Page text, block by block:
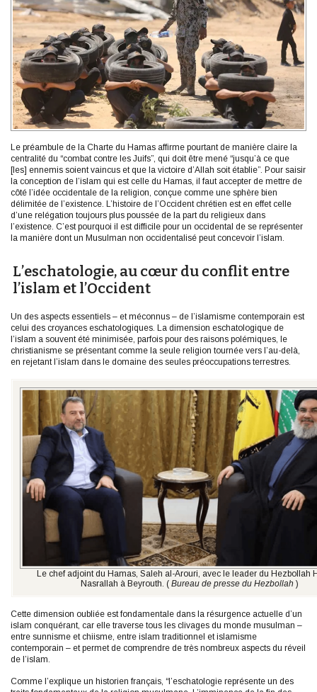
Le préambule de la Charte du Hamas affirme pourtant de manière claire la
centralité du “combat contre les Juifs”, qui doit être mené “jusqu’à ce que
[les] ennemis soient vaincus et que la victoire d’Allah soit établie”. Pour saisir
la conception de l’islam qui est celle du Hamas, il faut accepter de mettre de
côté l’idée occidentale de la religion, conçue comme une sphère bien
délimitée de l’existence. L’histoire de l’Occident chrétien est en effet celle
d’une relégation toujours plus poussée de la part du religieux dans
l’existence. C’est pourquoi il est difficile pour un occidental de se représenter
la manière dont un Musulman non occidentalisé peut concevoir l’islam.
L’eschatologie, au cœur du conflit entre
l’islam et l’Occident
Un des aspects essentiels – et méconnus – de l’islamisme contemporain est
celui des croyances eschatologiques. La dimension eschatologique de
l’islam a souvent été minimisée, parfois pour des raisons polémiques, le
christianisme se présentant comme la seule religion tournée vers l’au-delà,
en rejetant l’islam dans le domaine des seules préoccupations terrestres.
Le chef adjoint du Hamas, Saleh al-Arouri, avec le leader du Hezbollah
Nasrallah à Beyrouth. ( Bureau de presse du Hezbollah )
Cette dimension oubliée est fondamentale dans la résurgence actuelle d’un
islam conquérant, car elle traverse tous les clivages du monde musulman –
entre sunnisme et chiisme, entre islam traditionnel et islamisme
contemporain – et permet de comprendre de très nombreux aspects du réveil
de l’islam.
Comme l’explique un historien français, “l’eschatologie représente un des